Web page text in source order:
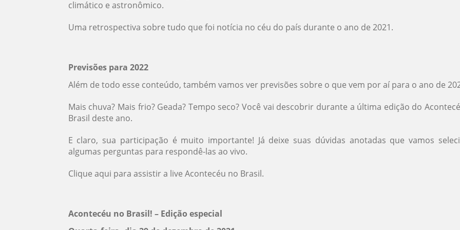
climático e astronômico.
Uma retrospectiva sobre tudo que foi notícia no céu do país durante o ano de 2021.
Previsões para 2022
Além de todo esse conteúdo, também vamos ver previsões sobre o que vem por aí para o ano de
Mais chuva? Mais frio? Geada? Tempo seco? Você vai descobrir durante a última edição do
Brasil deste ano.
E claro, sua participação é muito importante! Já deixe suas dúvidas anotadas que vamos
algumas perguntas para respondê-las ao vivo.
Clique aqui para assistir a live Acontecéu no Brasil.
Acontecéu no Brasil! – Edição especial